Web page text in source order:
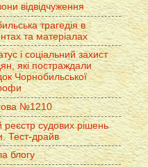
відвідчуження
трагедія в
та матеріалах
і соціальний захист
які постраждали
Чорнобильської
№1210
реєстр судових рішень
Тест-драйв
блогу